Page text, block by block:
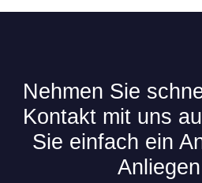
Nehmen Sie
Kontakt mit uns
Sie einfach ein